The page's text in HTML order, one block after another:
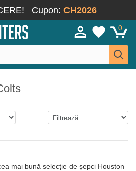
Cupon: CH2026
0
mai bună selecție de șepci Houston